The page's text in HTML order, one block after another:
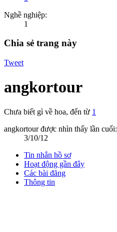
Nghề nghiệp:
1
Chia sẻ trang này
Tweet
angkortour
Chưa biết gì về hoa, đến từ 1
angkortour được nhìn thấy lần cuối:
3/10/12
Tin nhắn hồ sơ
Hoạt động gần đây
Các bài đăng
Thông tin